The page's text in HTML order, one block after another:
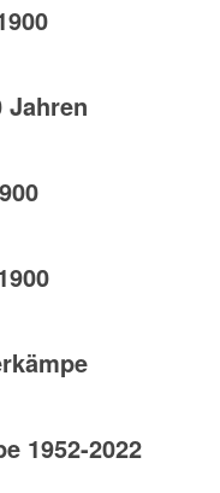
Jahren
1952-2022